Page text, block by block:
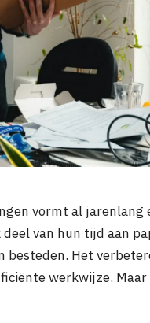
vormt al jarenlang
van hun tijd aan
Het
werkwijze.